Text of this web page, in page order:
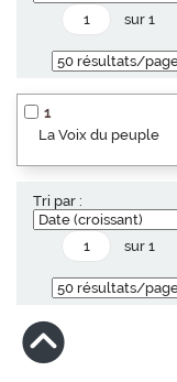
sur 1
1
La Voix du peuple
Tri par :
sur 1